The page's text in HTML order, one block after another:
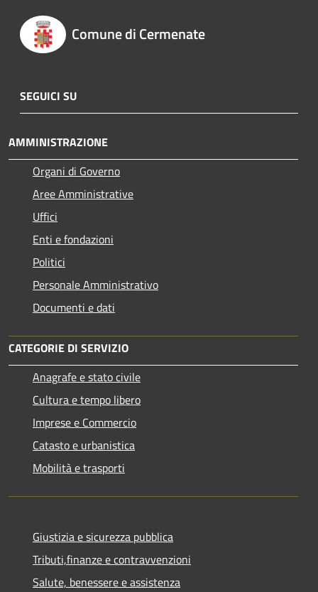
Comune di Cermenate
SEGUICI SU
AMMINISTRAZIONE
Organi di Governo
Aree Amministrative
Uffici
Enti e fondazioni
Politici
Personale Amministrativo
Documenti e dati
CATEGORIE DI SERVIZIO
Anagrafe e stato civile
Cultura e tempo libero
Imprese e Commercio
Catasto e urbanistica
Mobilità e trasporti
Giustizia e sicurezza pubblica
Tributi,finanze e contravvenzioni
Salute, benessere e assistenza